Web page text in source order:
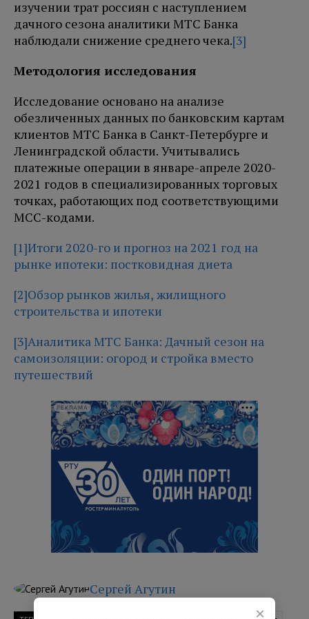
изучении трат россиян с наступлением
дачного сезона аналитики МТС Банка
наблюдали снижение среднего чека.[3]
Методология исследования
Исследование основано на анализе
обезличенных данных по банковским картам
клиентов МТС Банка в Санкт-Петербурге и
Ленинградской области. Учитывались
платежные операции в январе-апреле 2020-
2021 годов в специализированных торговых
точках, работающих под соответствующими
MCC-кодами.
[1]Итоги 2020-го и прогноз на 2021 год на
рынке ипотеки: постковидная диета
[2]Обзор рынков жилья, жилищного
строительства и ипотеки
[3]Аналитика МТС Банка: Дачный сезон на
самоизоляции: огород и стройка вместо
путешествий
РЕКЛАМА
Сергей Агутин
×